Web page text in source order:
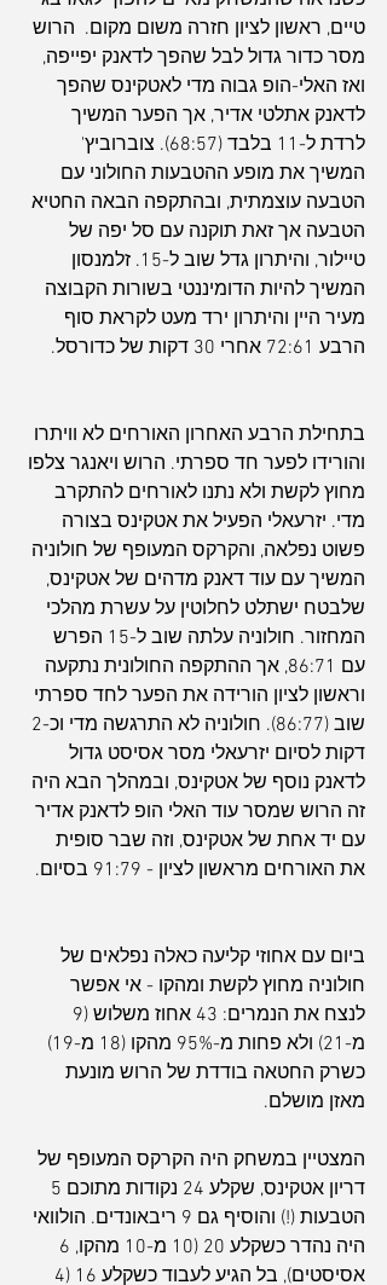
טיים, ראשון לציון חזרה משום מקום.  הרוש
מסר כדור גדול לבל שהפך לדאנק יפייפה,
ואז האלי-הופ גבוה מדי לאטקינס שהפך
לדאנק אתלטי אדיר, אך הפער המשיך
לרדת ל-11 בלבד (68:57). צוברוביץ'
המשיך את מופע ההטבעות החולוני עם
הטבעה עוצמתית, ובהתקפה הבאה החטיא
הטבעה אך זאת תוקנה עם סל יפה של
טיילור, והיתרון גדל שוב ל-15. זלמנסון
המשיך להיות הדומיננטי בשורות הקבוצה
מעיר היין והיתרון ירד מעט לקראת סוף
הרבע 72:61 אחרי 30 דקות של כדורסל.
בתחילת הרבע האחרון האורחים לא וויתרו
והורידו לפער חד ספרתי. הרוש ויאנגר צלפו
מחוץ לקשת ולא נתנו לאורחים להתקרב
מדי. יזרעאלי הפעיל את אטקינס בצורה
פשוט נפלאה, והקרקס המעופף של חולוניה
המשיך עם עוד דאנק מדהים של אטקינס,
שלבטח ישתלט לחלוטין על עשרת מהלכי
המחזור. חולוניה עלתה שוב ל-15 הפרש
עם 86:71, אך ההתקפה החולונית נתקעה
וראשון לציון הורידה את הפער לחד ספרתי
דקות לסיום יזרעאלי מסר אסיסט גדול
לדאנק נוסף של אטקינס, ובמהלך הבא היה
זה הרוש שמסר עוד האלי הופ לדאנק אדיר
עם יד אחת של אטקינס, וזה שבר סופית
את האורחים מראשון לציון - 91:79 בסיום.
ביום עם אחוזי קליעה כאלה נפלאים של
חולוניה מחוץ לקשת ומהקו - אי אפשר
מ-21) ולא פחות מ-95% מהקו (18 מ-19)
כשרק החטאה בודדת של הרוש מונעת
מאזן מושלם.
המצטיין במשחק היה הקרקס המעופף של
הטבעות (!) והוסיף גם 9 ריבאונדים. הולוואי